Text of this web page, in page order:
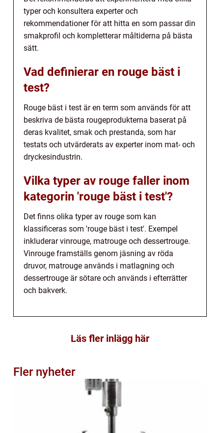
typer och konsultera experter och
rekommendationer för att hitta en som passar din
smakprofil och kompletterar måltiderna på bästa
sätt.
Vad definierar en rouge bäst i
test?
Rouge bäst i test är en term som används för att
beskriva de bästa rougeprodukterna baserat på
deras kvalitet, smak och prestanda, som har
testats och utvärderats av experter inom mat- och
dryckesindustrin.
Vilka typer av rouge faller inom
kategorin 'rouge bäst i test'?
Det finns olika typer av rouge som kan
klassificeras som 'rouge bäst i test'. Exempel
inkluderar vinrouge, matrouge och dessertrouge.
Vinrouge framställs genom jäsning av röda
druvor, matrouge används i matlagning och
dessertrouge är sötare och används i efterrätter
och bakverk.
Läs fler inlägg här
Fler nyheter